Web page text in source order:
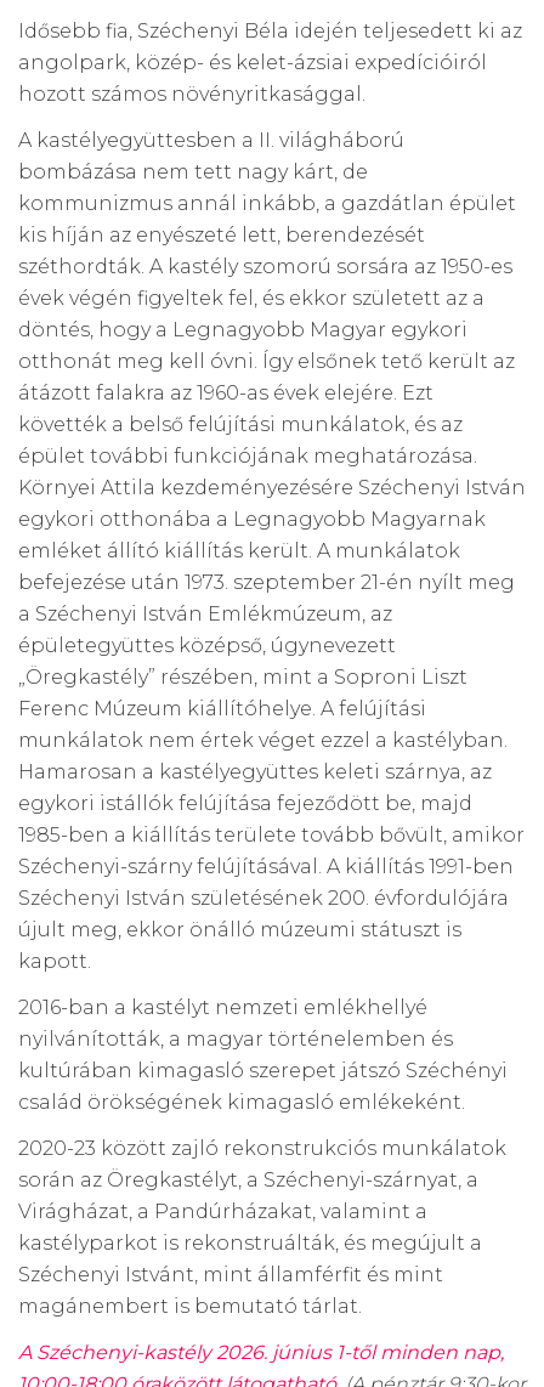
Idősebb fia, Széchenyi Béla idején teljesedett ki az
angolpark, közép- és kelet-ázsiai expedícióiról
hozott számos növényritkasággal.
A kastélyegyüttesben a II. világháború
bombázása nem tett nagy kárt, de
kommunizmus annál inkább, a gazdátlan épület
kis híján az enyészeté lett, berendezését
széthordták. A kastély szomorú sorsára az 1950-es
évek végén figyeltek fel, és ekkor született az a
döntés, hogy a Legnagyobb Magyar egykori
otthonát meg kell óvni. Így elsőnek tető került az
átázott falakra az 1960-as évek elejére. Ezt
követték a belső felújítási munkálatok, és az
épület további funkciójának meghatározása.
Környei Attila kezdeményezésére Széchenyi István
egykori otthonába a Legnagyobb Magyarnak
emléket állító kiállítás került. A munkálatok
befejezése után 1973. szeptember 21-én nyílt meg
a Széchenyi István Emlékmúzeum, az
épületegyüttes középső, úgynevezett
„Öregkastély” részében, mint a Soproni Liszt
Ferenc Múzeum kiállítóhelye. A felújítási
munkálatok nem értek véget ezzel a kastélyban.
Hamarosan a kastélyegyüttes keleti szárnya, az
egykori istállók felújítása fejeződött be, majd
1985-ben a kiállítás területe tovább bővült, amikor
Széchenyi-szárny felújításával. A kiállítás 1991-ben
Széchenyi István születésének 200. évfordulójára
újult meg, ekkor önálló múzeumi státuszt is
kapott.
2016-ban a kastélyt nemzeti emlékhellyé
nyilvánították, a magyar történelemben és
kultúrában kimagasló szerepet játszó Széchényi
család örökségének kimagasló emlékeként.
2020-23 között zajló rekonstrukciós munkálatok
során az Öregkastélyt, a Széchenyi-szárnyat, a
Virágházat, a Pandúrházakat, valamint a
kastélyparkot is rekonstruálták, és megújult a
Széchenyi Istvánt, mint államférfit és mint
magánembert is bemutató tárlat.
A Széchenyi-kastély 2026. június 1-től minden nap,